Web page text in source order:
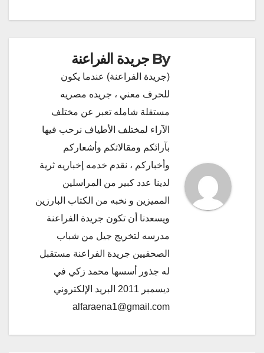
By جريدة الفراعنة
(جريدة الفراعنة) عندما يكون
للحرف معني ، جريده مصريه
مستقلة شامله تعبر عن مختلف
الآراء لمختلف الأطياف نرحب فيها
بآرائكم ومقالاتكم وأشعاركم
وأخباركم ، نقدم خدمه إخباريه ثرية
لدينا عدد كبير من المراسلين
المميزين و نخبه من الكتاب البارزين
ويسعدنا أن تكون جريدة الفراعنة
مدرسه لتخريج جيل من شباب
الصحفيين جريدة الفراعنة مستقبل
له جذور أسسها محمد زكي في
ديسمبر 2011 البريد الإلكتروني
alfaraena1@gmail.com